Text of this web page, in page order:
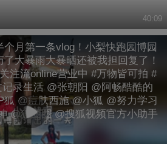
40:09
月第一条vlog！小梨快跑园博园
大暴雨大暴晒还被我担回复了！
注流online营业中 #万物皆可拍 #
录生活 @张朝阳 @阿畅酷酷的
狐 @痘肤西施 @小狐 @努力学习
@狐圈圈 @搜狐视频官方小助手